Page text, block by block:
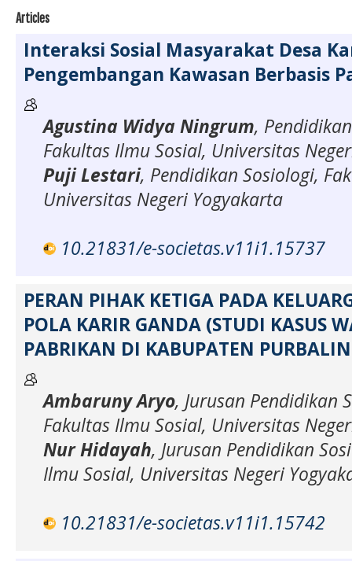
Articles
Interaksi Sosial Masyarakat Desa
Pengembangan Kawasan Berbasis
Agustina Widya Ningrum,
Fakultas Ilmu Sosial, Universitas
Puji Lestari, Pendidikan Sosiologi,
Universitas Negeri Yogyakarta
10.21831/e-societas.v11i1.15737
PERAN PIHAK KETIGA PADA
POLA KARIR GANDA (STUDI KASUS
PABRIKAN DI KABUPATEN
Ambaruny Aryo, Jurusan Pendidikan
Fakultas Ilmu Sosial, Universitas
Nur Hidayah, Jurusan Pendidikan
Ilmu Sosial, Universitas Negeri
10.21831/e-societas.v11i1.15742